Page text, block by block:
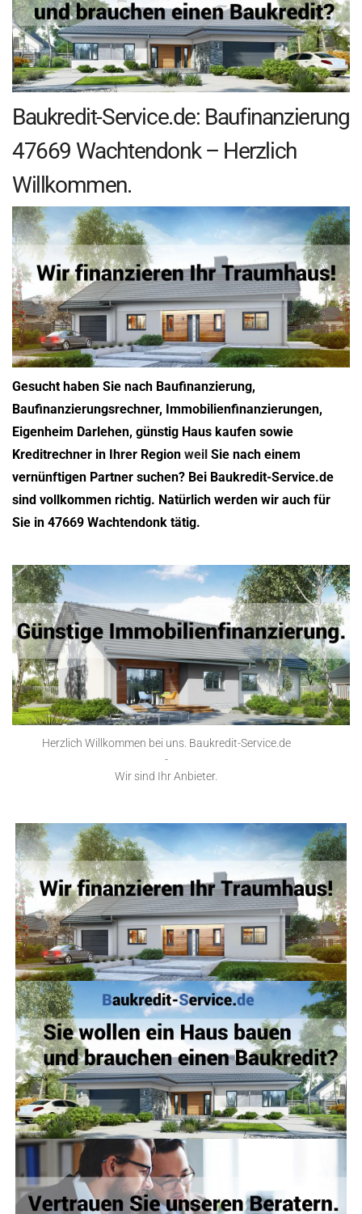
Baukredit-Service.de: Baufinanzierung
47669 Wachtendonk – Herzlich
Willkommen.
Gesucht haben Sie nach Baufinanzierung,
Baufinanzierungsrechner, Immobilienfinanzierungen,
Eigenheim Darlehen, günstig Haus kaufen sowie
Kreditrechner in Ihrer Region weil Sie nach einem
vernünftigen Partner suchen? Bei Baukredit-Service.de
sind vollkommen richtig. Natürlich werden wir auch für
Sie in 47669 Wachtendonk tätig.
Herzlich Willkommen bei uns. Baukredit-Service.de
-
Wir sind Ihr Anbieter.